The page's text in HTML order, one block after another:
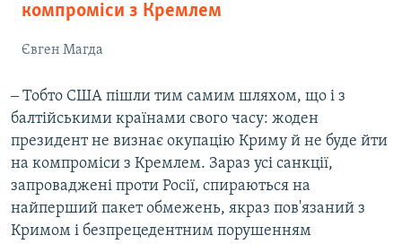
компроміси з Кремлем
Євген Магда
‒ Тобто США пішли тим самим шляхом, що і з
балтійськими країнами свого часу: жоден
президент не визнає окупацію Криму й не буде йти
на компроміси з Кремлем. Зараз усі санкції,
запроваджені проти Росії, спираються на
найперший пакет обмежень, якраз пов'язаний з
Кримом і безпрецедентним порушенням